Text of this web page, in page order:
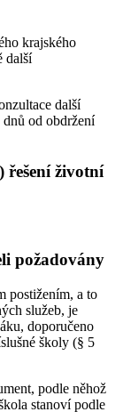
krajského
další
další
od obdržení
řešení životní
požadovány
postižením, a to
služeb, je
doporučeno
školy (§ 5
podle něhož
stanoví podle